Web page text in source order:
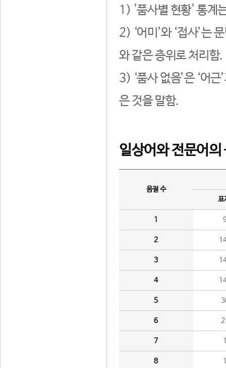
1) '품사별 현황' 통계
2) ‘어미’와 ‘접사’는
와 같은 층위로 처리함.
3) ‘품사 없음’은 ‘어
은 것을 말함.
일상어와 전문어의
음절 수
표
1
2
3
4
5
6
7
8